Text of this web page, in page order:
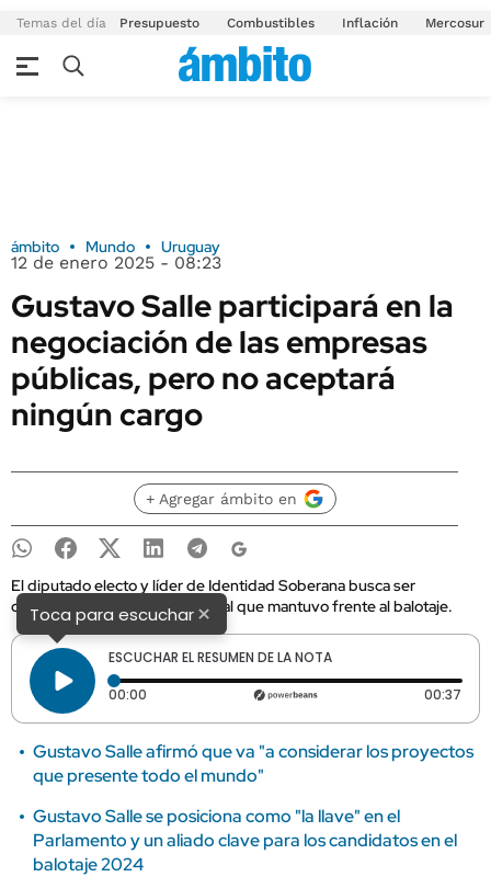
Temas del día Presupuesto Combustibles Inflación Mercosur
ámbito Mundo Uruguay
12 de enero 2025 - 08:23
Gustavo Salle participará en la
negociación de las empresas
públicas, pero no aceptará
ningún cargo
+ Agregar ámbito en
El diputado electo y líder de Identidad Soberana busca ser
coherente con la postura neutral que mantuvo frente al balotaje.
Toca para escuchar×
ESCUCHAR EL RESUMEN DE LA NOTA
00:00 Tiempo transcurrido: 0 segundos 00:37
Gustavo Salle afirmó que va "a considerar los proyectos
que presente todo el mundo"
Gustavo Salle se posiciona como "la llave" en el
Parlamento y un aliado clave para los candidatos en el
balotaje 2024